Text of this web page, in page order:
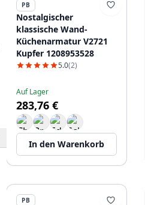
PB
Nostalgischer
klassische Wand-
Küchenarmatur V2721
Kupfer 1208953528
5.0(2)
Auf Lager
283,76 €
In den Warenkorb
PB